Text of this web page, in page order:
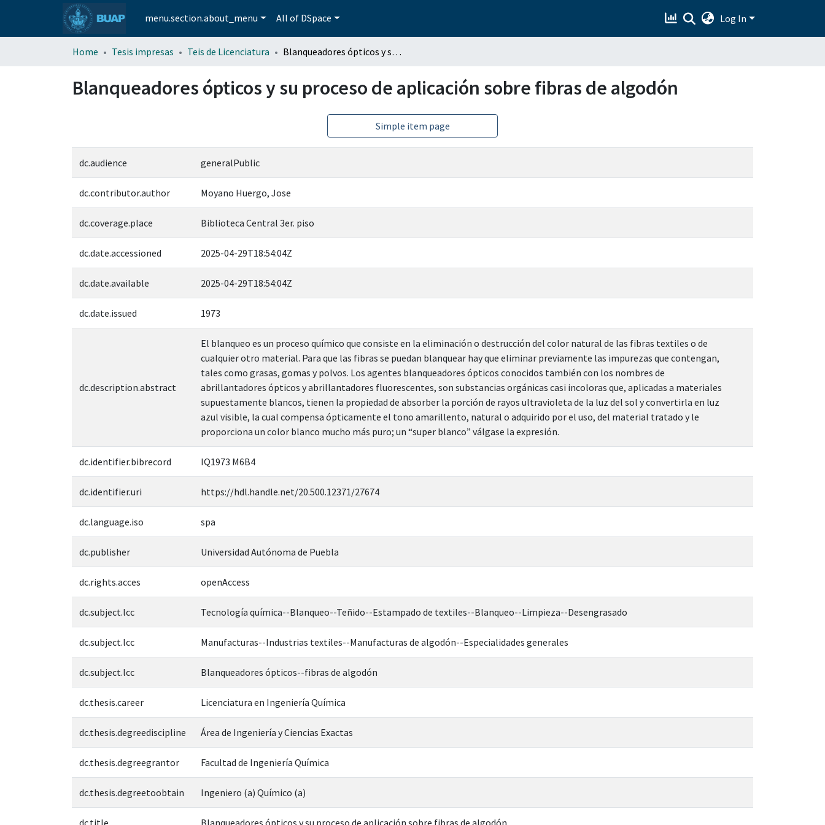
menu.section.about_menu All of DSpace Log In
Home Tesis impresas Teis de Licenciatura Blanqueadores ópticos y su proceso de aplicación sobre fibras de algodón
Blanqueadores ópticos y su proceso de aplicación sobre fibras de algodón
Simple item page
dc.audience generalPublic
dc.contributor.author Moyano Huergo, Jose
dc.coverage.place Biblioteca Central 3er. piso
dc.date.accessioned 2025-04-29T18:54:04Z
dc.date.available 2025-04-29T18:54:04Z
dc.date.issued 1973
dc.description.abstract
El blanqueo es un proceso químico que consiste en la eliminación o destrucción del color natural de las fibras textiles o de
cualquier otro material. Para que las fibras se puedan blanquear hay que eliminar previamente las impurezas que contengan,
tales como grasas, gomas y polvos. Los agentes blanqueadores ópticos conocidos también con los nombres de
abrillantadores ópticos y abrillantadores fluorescentes, son substancias orgánicas casi incoloras que, aplicadas a materiales
supuestamente blancos, tienen la propiedad de absorber la porción de rayos ultravioleta de la luz del sol y convertirla en luz
azul visible, la cual compensa ópticamente el tono amarillento, natural o adquirido por el uso, del material tratado y le
proporciona un color blanco mucho más puro; un “super blanco” válgase la expresión.
dc.identifier.bibrecord IQ1973 M6B4
dc.identifier.uri https://hdl.handle.net/20.500.12371/27674
dc.language.iso spa
dc.publisher Universidad Autónoma de Puebla
dc.rights.acces openAccess
dc.subject.lcc Tecnología química--Blanqueo--Teñido--Estampado de textiles--Blanqueo--Limpieza--Desengrasado
dc.subject.lcc Manufacturas--Industrias textiles--Manufacturas de algodón--Especialidades generales
dc.subject.lcc Blanqueadores ópticos--fibras de algodón
dc.thesis.career Licenciatura en Ingeniería Química
dc.thesis.degreediscipline Área de Ingeniería y Ciencias Exactas
dc.thesis.degreegrantor Facultad de Ingeniería Química
dc.thesis.degreetoobtain Ingeniero (a) Químico (a)
dc.title Blanqueadores ópticos y su proceso de aplicación sobre fibras de algodón